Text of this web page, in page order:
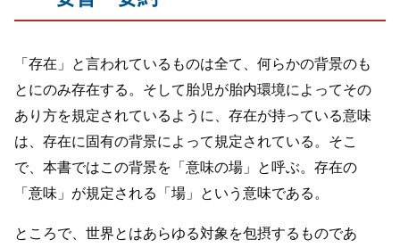
「存在」と言われているものは全て、何らかの背景のも
とにのみ存在する。そして胎児が胎内環境によってその
あり方を規定されているように、存在が持っている意味
は、存在に固有の背景によって規定されている。そこ
で、本書ではこの背景を「意味の場」と呼ぶ。存在の
「意味」が規定される「場」という意味である。
ところで、世界とはあらゆる対象を包摂するものであ